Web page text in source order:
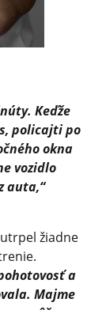
Keďže
policajti po
okna
vozidlo
auta,“
žiadne
a
Majme